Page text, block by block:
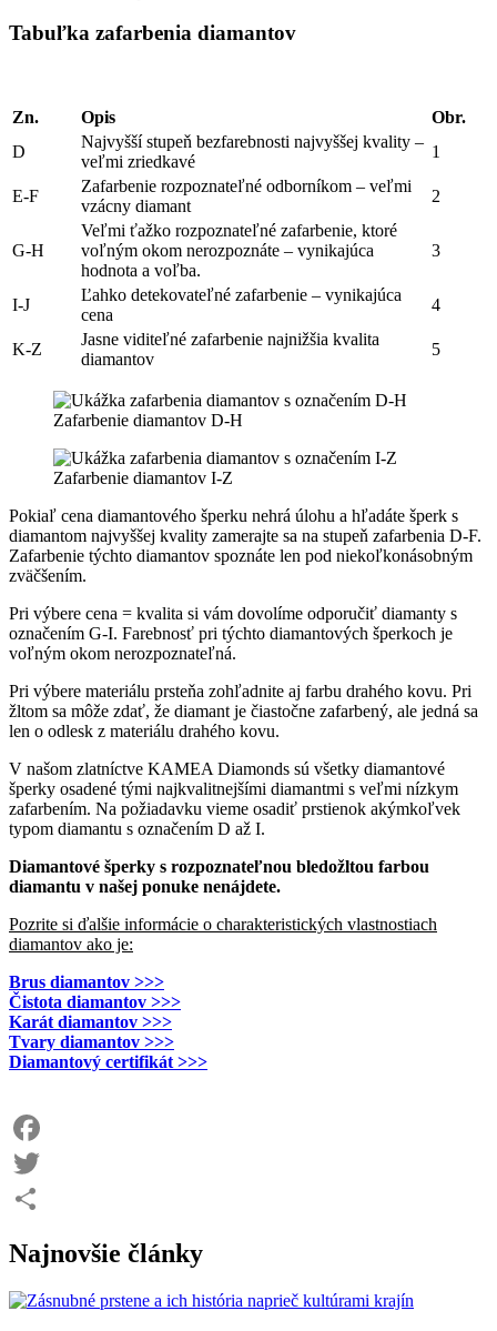
Tabuľka zafarbenia diamantov
Zn. Opis
Obr.
D
Najvyšší stupeň bezfarebnosti najvyššej kvality –
veľmi zriedkavé
1
E-F
Zafarbenie rozpoznateľné odborníkom – veľmi
vzácny diamant
2
G-H
Veľmi ťažko rozpoznateľné zafarbenie, ktoré
voľným okom nerozpoznáte – vynikajúca
hodnota a voľba.
3
I-J
Ľahko detekovateľné zafarbenie – vynikajúca
cena
4
K-Z
Jasne viditeľné zafarbenie najnižšia kvalita
diamantov
5
Zafarbenie diamantov D-H
Zafarbenie diamantov I-Z
Pokiaľ cena diamantového šperku nehrá úlohu a hľadáte šperk s
diamantom najvyššej kvality zamerajte sa na stupeň zafarbenia D-F.
Zafarbenie týchto diamantov spoznáte len pod niekoľkonásobným
zväčšením.
Pri výbere cena = kvalita si vám dovolíme odporučiť diamanty s
označením G-I. Farebnosť pri týchto diamantových šperkoch je
voľným okom nerozpoznateľná.
Pri výbere materiálu prsteňa zohľadnite aj farbu drahého kovu. Pri
žltom sa môže zdať, že diamant je čiastočne zafarbený, ale jedná sa
len o odlesk z materiálu drahého kovu.
V našom zlatníctve KAMEA Diamonds sú všetky diamantové
šperky osadené tými najkvalitnejšími diamantmi s veľmi nízkym
zafarbením. Na požiadavku vieme osadiť prstienok akýmkoľvek
typom diamantu s označením D až I.
Diamantové šperky s rozpoznateľnou bledožltou farbou
diamantu v našej ponuke nenájdete.
Pozrite si ďalšie informácie o charakteristických vlastnostiach
diamantov ako je:
Brus diamantov >>>
Čistota diamantov >>>
Karát diamantov >>>
Tvary diamantov >>>
Diamantový certifikát >>>
Facebook
Twitter
Najnovšie články